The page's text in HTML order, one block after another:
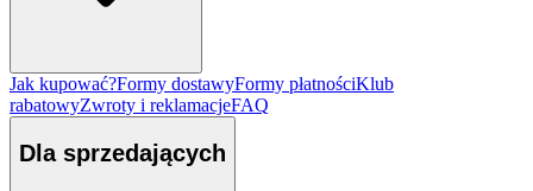
Jak kupować?Formy dostawyFormy płatnościKlub
rabatowyZwroty i reklamacjeFAQ
Dla sprzedających